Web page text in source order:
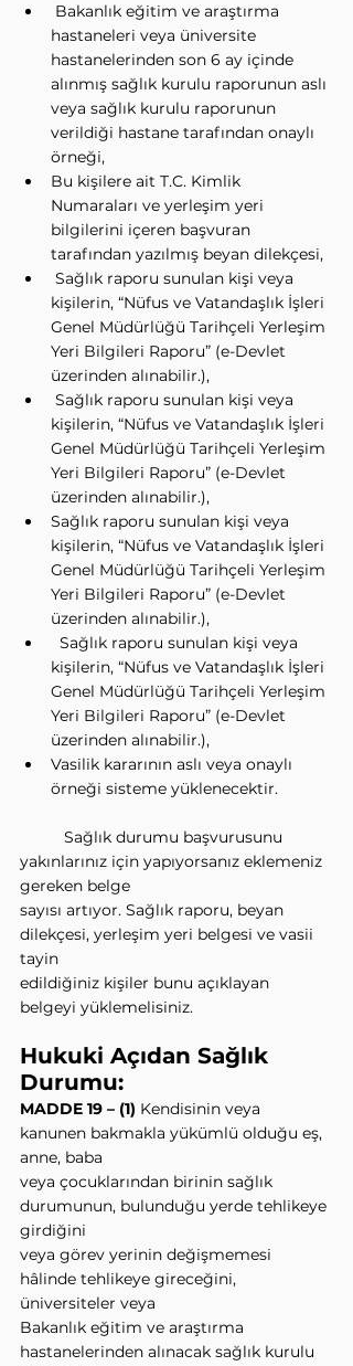
hastaneleri veya üniversite
hastanelerinden son 6 ay içinde
alınmış sağlık kurulu raporunun aslı
veya sağlık kurulu raporunun
verildiği hastane tarafından onaylı
örneği,
Bu kişilere ait T.C. Kimlik
Numaraları ve yerleşim yeri
bilgilerini içeren başvuran
tarafından yazılmış beyan dilekçesi,
kişilerin, “Nüfus ve Vatandaşlık İşleri
Genel Müdürlüğü Tarihçeli Yerleşim
Yeri Bilgileri Raporu” (e-Devlet
üzerinden alınabilir.),
kişilerin, “Nüfus ve Vatandaşlık İşleri
Genel Müdürlüğü Tarihçeli Yerleşim
Yeri Bilgileri Raporu” (e-Devlet
üzerinden alınabilir.),
Sağlık raporu sunulan kişi veya
kişilerin, “Nüfus ve Vatandaşlık İşleri
Genel Müdürlüğü Tarihçeli Yerleşim
Yeri Bilgileri Raporu” (e-Devlet
üzerinden alınabilir.),
kişilerin, “Nüfus ve Vatandaşlık İşleri
Genel Müdürlüğü Tarihçeli Yerleşim
Yeri Bilgileri Raporu” (e-Devlet
üzerinden alınabilir.),
Vasilik kararının aslı veya onaylı
örneği sisteme yüklenecektir.
yakınlarınız için yapıyorsanız eklemeniz
gereken belge
sayısı artıyor. Sağlık raporu, beyan
dilekçesi, yerleşim yeri belgesi ve vasii
tayin
edildiğiniz kişiler bunu açıklayan
belgeyi yüklemelisiniz.
Hukuki Açıdan Sağlık
Durumu:
MADDE 19 – (1) Kendisinin veya
kanunen bakmakla yükümlü olduğu eş,
anne, baba
veya çocuklarından birinin sağlık
durumunun, bulunduğu yerde tehlikeye
girdiğini
veya görev yerinin değişmemesi
hâlinde tehlikeye gireceğini,
üniversiteler veya
Bakanlık eğitim ve araştırma
hastanelerinden alınacak sağlık kurulu